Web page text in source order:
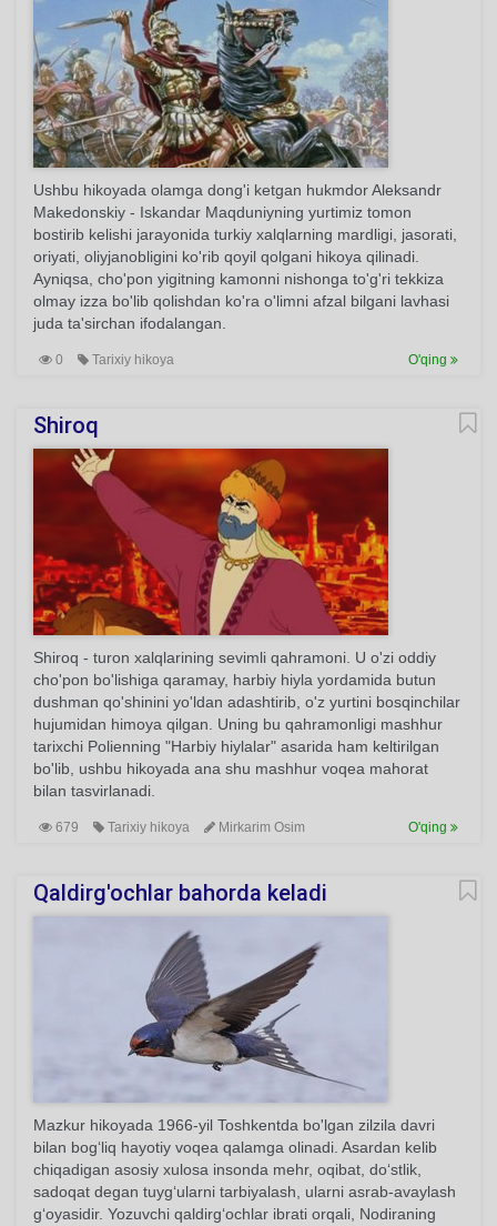
Ushbu hikoyada olamga dong'i ketgan hukmdor Aleksandr
Makedonskiy - Iskandar Maqduniyning yurtimiz tomon
bostirib kelishi jarayonida turkiy xalqlarning mardligi, jasorati,
oriyati, oliyjanobligini ko'rib qoyil qolgani hikoya qilinadi.
Ayniqsa, cho'pon yigitning kamonni nishonga to'g'ri tekkiza
olmay izza bo'lib qolishdan ko'ra o'limni afzal bilgani lavhasi
juda ta'sirchan ifodalangan.
0 Tarixiy hikoya O'qing
Shiroq
Shiroq - turon xalqlarining sevimli qahramoni. U o'zi oddiy
cho'pon bo'lishiga qaramay, harbiy hiyla yordamida butun
dushman qo'shinini yo'ldan adashtirib, o'z yurtini bosqinchilar
hujumidan himoya qilgan. Uning bu qahramonligi mashhur
tarixchi Polienning "Harbiy hiylalar" asarida ham keltirilgan
bo'lib, ushbu hikoyada ana shu mashhur voqea mahorat
bilan tasvirlanadi.
679 Tarixiy hikoya Mirkarim Osim O'qing
Qaldirg'ochlar bahorda keladi
Mazkur hikoyada 1966-yil Toshkentda bo'lgan zilzila davri
bilan bog‘liq hayotiy voqea qalamga olinadi. Asardan kelib
chiqadigan asosiy xulosa insonda mehr, oqibat, do‘stlik,
sadoqat degan tuyg‘ularni tarbiyalash, ularni asrab-avaylash
g‘oyasidir. Yozuvchi qaldirg‘ochlar ibrati orqali, Nodiraning